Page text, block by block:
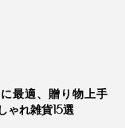
最適、贈り物上手
ゃれ雑貨15選